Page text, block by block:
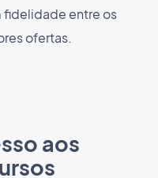
fidelidade entre os
ofertas.
aos